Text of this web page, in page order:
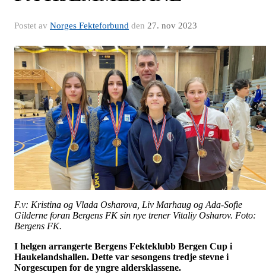
Postet av Norges Fekteforbund den 27. nov 2023
F.v: Kristina og Vlada Osharova, Liv Marhaug og Ada-Sofie
Gilderne foran Bergens FK sin nye trener Vitaliy Osharov. Foto:
Bergens FK.
I helgen arrangerte Bergens Fekteklubb Bergen Cup i
Haukelandshallen. Dette var sesongens tredje stevne i
Norgescupen for de yngre aldersklassene.